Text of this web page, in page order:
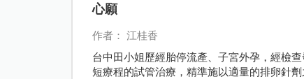
心願
作者： 江桂香
台中田小姐歷經胎停流產、子宮外孕，經檢
短療程的試管治療，精準施以適量的排卵針